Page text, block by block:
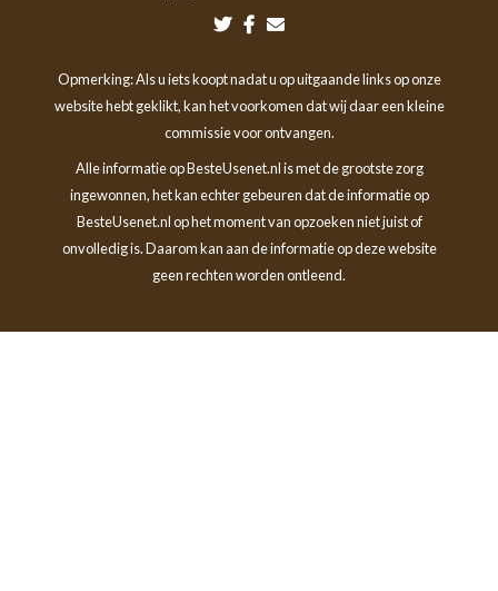
Opmerking: Als u iets koopt nadat u op uitgaande links op onze
website hebt geklikt, kan het voorkomen dat wij daar een kleine
commissie voor ontvangen.
Alle informatie op BesteUsenet.nl is met de grootste zorg
ingewonnen, het kan echter gebeuren dat de informatie op
BesteUsenet.nl op het moment van opzoeken niet juist of
onvolledig is. Daarom kan aan de informatie op deze website
geen rechten worden ontleend.